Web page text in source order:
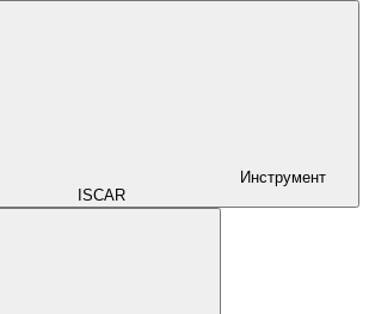
Инструмент
ISCAR